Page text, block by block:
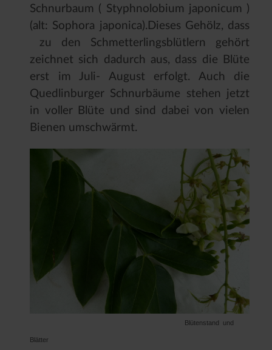
Schnurbaum ( Styphnolobium japonicum )
(alt: Sophora japonica).Dieses Gehölz, dass
zu den Schmetterlingsblütlern gehört
zeichnet sich dadurch aus, dass die Blüte
erst im Juli- August erfolgt. Auch die
Quedlinburger Schnurbäume stehen jetzt
in voller Blüte und sind dabei von vielen
Bienen umschwärmt.
Blütenstand und
Blätter